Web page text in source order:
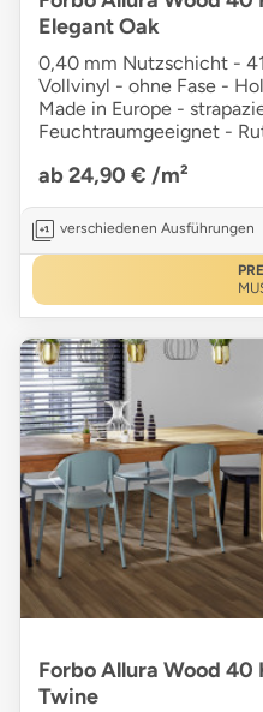
Elegant Oak
0,40 mm Nutzschicht -
Vollvinyl - ohne Fase -
Made in Europe -
Feuchtraumgeeignet -
ab 24,90 € /m²
verschiedenen Ausführungen
Forbo Allura Wood
Twine